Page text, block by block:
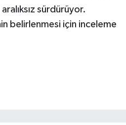
aralıksız sürdürüyor.
belirlenmesi için inceleme